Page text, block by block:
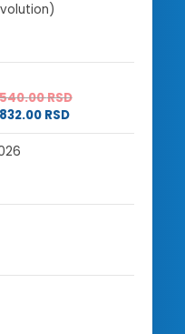
RSDRaspon
od
RSDRaspon
cena:
2,832.00 RSD